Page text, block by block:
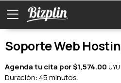
Soporte Web
Agenda tu cita por $1,574.00 UYU
Duración: 45 minutos.